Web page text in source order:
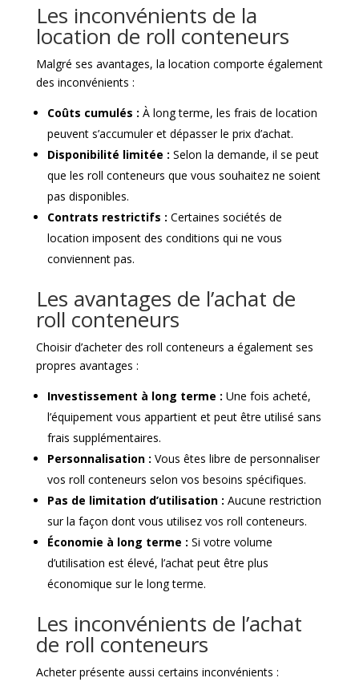
Les inconvénients de la
location de roll conteneurs
Malgré ses avantages, la location comporte également
des inconvénients :
Coûts cumulés : À long terme, les frais de location
peuvent s’accumuler et dépasser le prix d’achat.
Disponibilité limitée : Selon la demande, il se peut
que les roll conteneurs que vous souhaitez ne soient
pas disponibles.
Contrats restrictifs : Certaines sociétés de
location imposent des conditions qui ne vous
conviennent pas.
Les avantages de l’achat de
roll conteneurs
Choisir d’acheter des roll conteneurs a également ses
propres avantages :
Investissement à long terme : Une fois acheté,
l’équipement vous appartient et peut être utilisé sans
frais supplémentaires.
Personnalisation : Vous êtes libre de personnaliser
vos roll conteneurs selon vos besoins spécifiques.
Pas de limitation d’utilisation : Aucune restriction
sur la façon dont vous utilisez vos roll conteneurs.
Économie à long terme : Si votre volume
d’utilisation est élevé, l’achat peut être plus
économique sur le long terme.
Les inconvénients de l’achat
de roll conteneurs
Acheter présente aussi certains inconvénients :